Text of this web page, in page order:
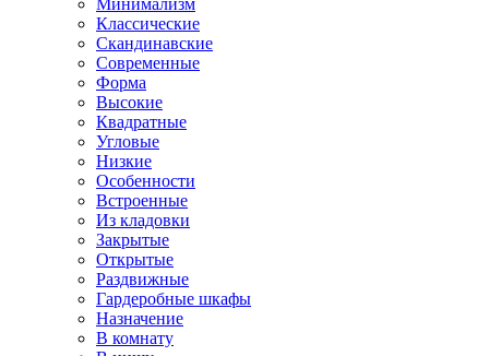
Минимализм
Классические
Скандинавские
Современные
Форма
Высокие
Квадратные
Угловые
Низкие
Особенности
Встроенные
Из кладовки
Закрытые
Открытые
Раздвижные
Гардеробные шкафы
Назначение
В комнату